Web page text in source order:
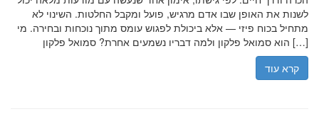
לשנות את האופן שבו אדם מרגיש, פועל ומקבל החלטות. השינוי לא
מתחיל בכוח פיזי — אלא ביכולת לפגוש עומס מתוך נוכחות ובחירה. מי
הוא סמואל פלקון ולמה דבריו נשמעים אחרת? סמואל פלקון […]
קרא עוד